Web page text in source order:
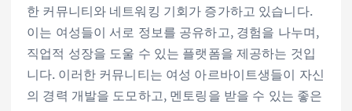
한 커뮤니티와 네트워킹 기회가 증가하고 있습니다.
이는 여성들이 서로 정보를 공유하고, 경험을 나누며,
직업적 성장을 도울 수 있는 플랫폼을 제공하는 것입
니다. 이러한 커뮤니티는 여성 아르바이트생들이 자신
의 경력 개발을 도모하고, 멘토링을 받을 수 있는 좋은